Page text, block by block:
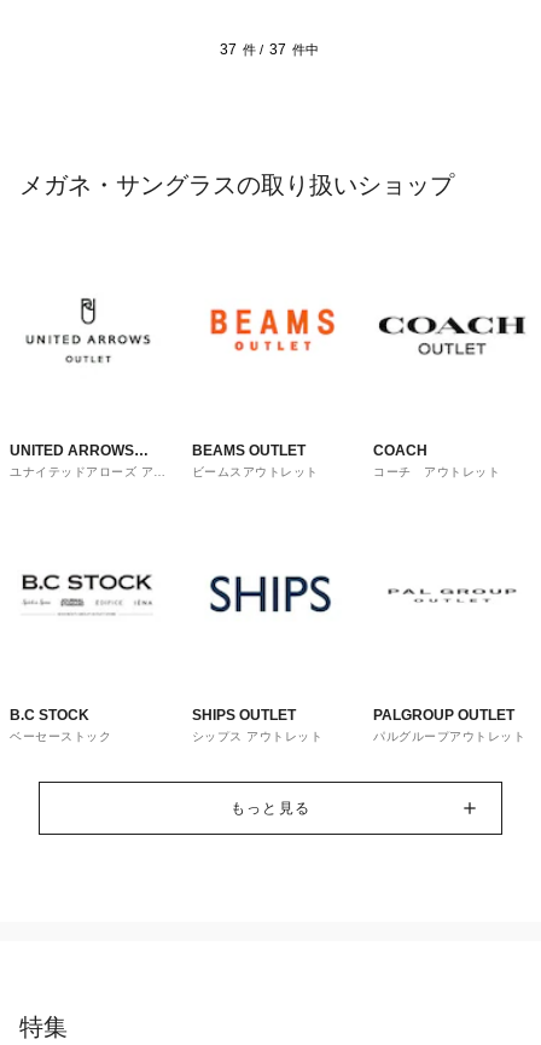
37 件 / 37 件中
メガネ・サングラスの取り扱いショップ
UNITED ARROWS
OUTLET
ユナイテッドアローズ アウ
BEAMS OUTLET
ビームスアウトレット
COACH
コーチ アウトレット
B.C STOCK
ベーセーストック
SHIPS OUTLET
シップス アウトレット
PALGROUP OUTLET
パルグループアウトレット
もっと見る
特集